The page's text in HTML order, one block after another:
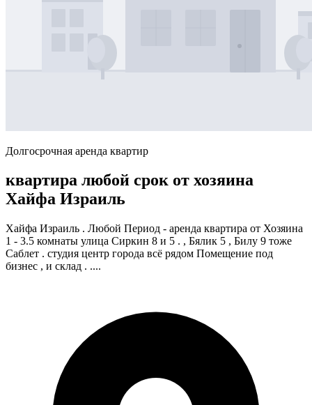
Долгосрочная аренда квартир
квартира любой срок от хозяина
Хайфа Израиль
Хайфа Израиль . Любой Период - аренда квартира от Хозяина
1 - 3.5 комнаты улица Сиркин 8 и 5 . , Бялик 5 , Билу 9 тоже
Саблет . студия центр города всё рядом Помещение под
бизнес , и склад . ....